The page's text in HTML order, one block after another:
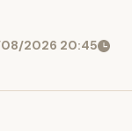
2026 20:45